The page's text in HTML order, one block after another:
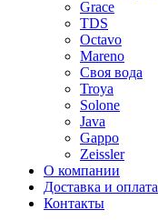
Grace
TDS
Octavo
Mareno
Своя вода
Troya
Solone
Java
Gappo
Zeissler
О компании
Доставка и оплата
Контакты